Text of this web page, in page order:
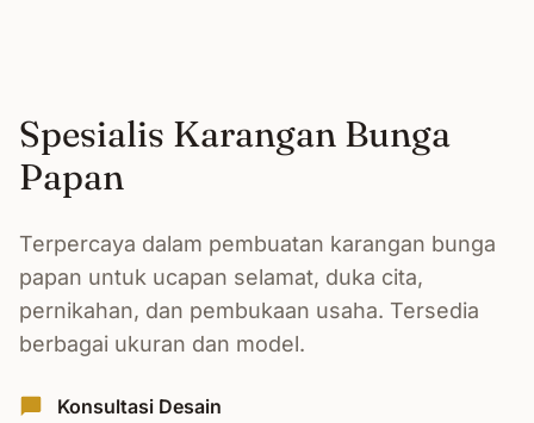
Spesialis Karangan Bunga
Papan
Terpercaya dalam pembuatan karangan bunga
papan untuk ucapan selamat, duka cita,
pernikahan, dan pembukaan usaha. Tersedia
berbagai ukuran dan model.
Konsultasi Desain